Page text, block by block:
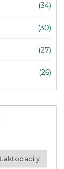
(34)
(30)
(27)
(26)
Laktobacily